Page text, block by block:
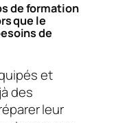
de formation
que le
de
et
des
leur